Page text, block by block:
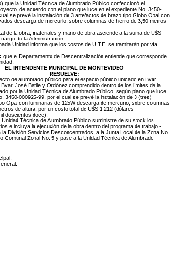
que la Unidad Técnica de Alumbrado Público confeccionó el
de acuerdo con el plano que luce en el expediente No. 3450-
se prevé la instalación de 3 artefactos de brazo tipo Globo Opal con
descarga de mercurio, sobre columnas de hierro de 3,50 metros
de la obra, materiales y mano de obra asciende a la suma de U$S
de la Administración:
Unidad informa que los costos de U.T.E. se tramitarán por vía
que el Departamento de Descentralización entiende que corresponde
EL INTENDENTE MUNICIPAL DE MONTEVIDEO
RESUELVE:
de alumbrado público para el espacio público ubicado en Bvar.
José Batlle y Ordónez comprendido dentro de los límites de la
por la Unidad Técnica de Alumbrado Público, según plano que luce
3450-000925-99, por el cual se prevé la instalación de 3 (tres)
Opal con luminarias de 125W descarga de mercurio, sobre columnas
de altura, por un costo total de U$S 1.212 (dólares
doscientos doce).-
Unidad Técnica de Alumbrado Público suministre de su stock los
e incluya la ejecución de la obra dentro del programa de trabajo.-
la División Servicios Desconcentrados, a la Junta Local de la Zona No.
Comunal Zonal No. 5 y pase a la Unidad Técnica de Alumbrado